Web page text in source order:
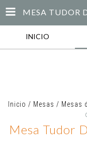
INICIO
Inicio / Mesas / Mesas
Mesa Tudor